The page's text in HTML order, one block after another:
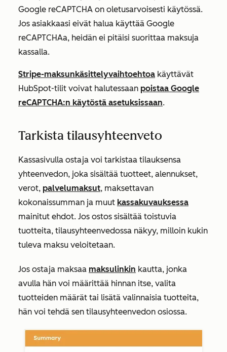
Google reCAPTCHA on oletusarvoisesti käytössä.
Jos asiakkaasi eivät halua käyttää Google
reCAPTCHAa, heidän ei pitäisi suorittaa maksuja
kassalla.
Stripe-maksunkäsittelyvaihtoehtoa käyttävät
HubSpot-tilit voivat halutessaan poistaa Google
reCAPTCHA:n käytöstä asetuksissaan.
Tarkista tilausyhteenveto
Kassasivulla ostaja voi tarkistaa tilauksensa
yhteenvedon, joka sisältää tuotteet, alennukset,
verot, palvelumaksut, maksettavan
kokonaissumman ja muut kassakuvauksessa
mainitut ehdot. Jos ostos sisältää toistuvia
tuotteita, tilausyhteenvedossa näkyy, milloin kukin
tuleva maksu veloitetaan.
Jos ostaja maksaa maksulinkin kautta, jonka
avulla hän voi määrittää hinnan itse, valita
tuotteiden määrät tai lisätä valinnaisia tuotteita,
hän voi tehdä sen tilausyhteenvedon osiossa.